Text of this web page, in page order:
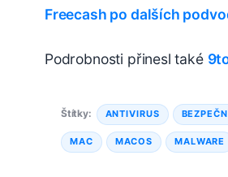
Freecash po dalších
Podrobnosti přinesl také
Štítky: ANTIVIRUS
MAC MACOS MALWARE